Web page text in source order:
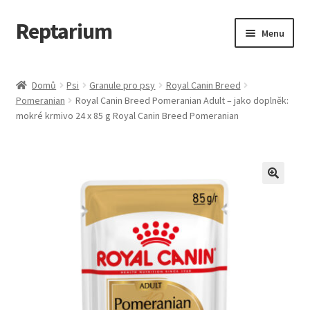
Přeskočit
na
Přejít
k
webu
Reptarium Menu
Košík
Domů Psi Granule pro psy
Royal Canin Breed
Pomeranian
Royal Canin Breed Pomeranian Adult – jako doplněk:
mokré krmivo 24 x 85 g Royal Canin Breed Pomeranian